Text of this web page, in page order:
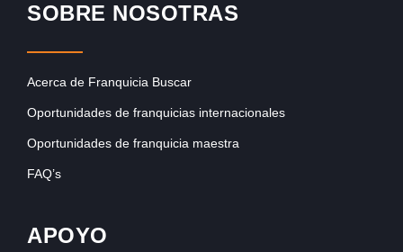
SOBRE NOSOTRAS
Acerca de Franquicia Buscar
Oportunidades de franquicias internacionales
Oportunidades de franquicia maestra
FAQ’s
APOYO